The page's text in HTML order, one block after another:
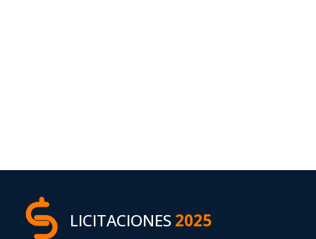
LICITACIONES2025